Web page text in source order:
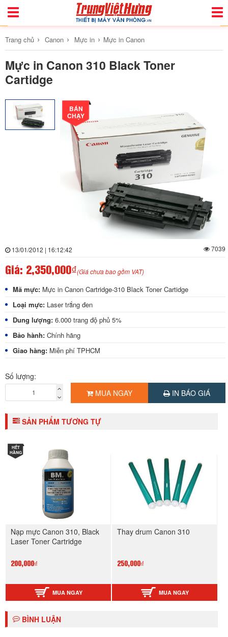
Toggle
Trang chủ › Canon › Mực in › Mực in Canon
Mực in Canon 310 Black Toner
Cartidge
BÁN
CHẠY
13/01/2012 | 16:12:42 7039
Giá: 2,350,000₫(Giá chưa bao gồm VAT)
Mã mực: Mực in Canon Cartridge-310 Black Toner Cartidge
Loại mực: Laser trắng đen
Dung lượng: 6.000 trang độ phủ 5%
Bảo hành: Chính hãng
Giao hàng: Miễn phí TPHCM
Số lượng:
MUA NGAY
IN BÁO GIÁ
SẢN PHẨM TƯƠNG TỰ
HẾT
HÀNG
Nạp mực Canon 310, Black
Laser Toner Cartridge
200,000₫
MUA NGAY
Thay drum Canon 310
250,000₫
MUA NGAY
BÌNH LUẬN